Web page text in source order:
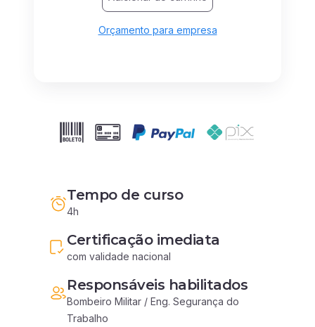
Orçamento para empresa
Tempo de curso
4h
Certificação imediata
com validade nacional
Responsáveis habilitados
Bombeiro Militar / Eng. Segurança do
Trabalho